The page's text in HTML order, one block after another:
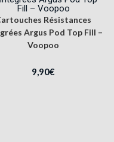
Résistances
Argus Pod Top Fill –
Voopoo
9,90€